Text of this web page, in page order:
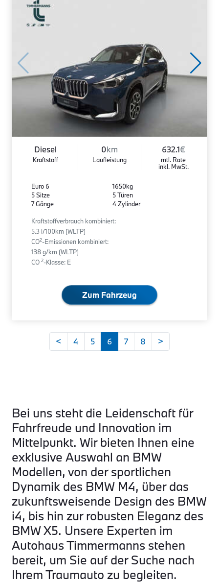
Diesel
Kraftstoff
0km
Laufleistung
632.1€
mtl. Rate
inkl. MwSt.
Euro 6
5 Sitze
7 Gänge
1650kg
5 Türen
4 Zylinder
Kraftstoffverbrauch kombiniert:
5.3 l/100km (WLTP)
CO2-Emissionen kombiniert:
138 g/km (WLTP)
CO 2-Klasse: E
Zum Fahrzeug
< 4 5 6 7 8 >
Bei uns steht die Leidenschaft für
Fahrfreude und Innovation im
Mittelpunkt. Wir bieten Ihnen eine
exklusive Auswahl an BMW
Modellen, von der sportlichen
Dynamik des BMW M4, über das
zukunftsweisende Design des BMW
i4, bis hin zur robusten Eleganz des
BMW X5. Unsere Experten im
Autohaus Timmermanns stehen
bereit, um Sie auf der Suche nach
Ihrem Traumauto zu begleiten.